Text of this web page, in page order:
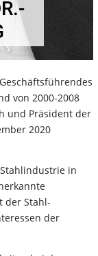
von 2000-2008
und Präsident der
2020
in
der Stahl-
der